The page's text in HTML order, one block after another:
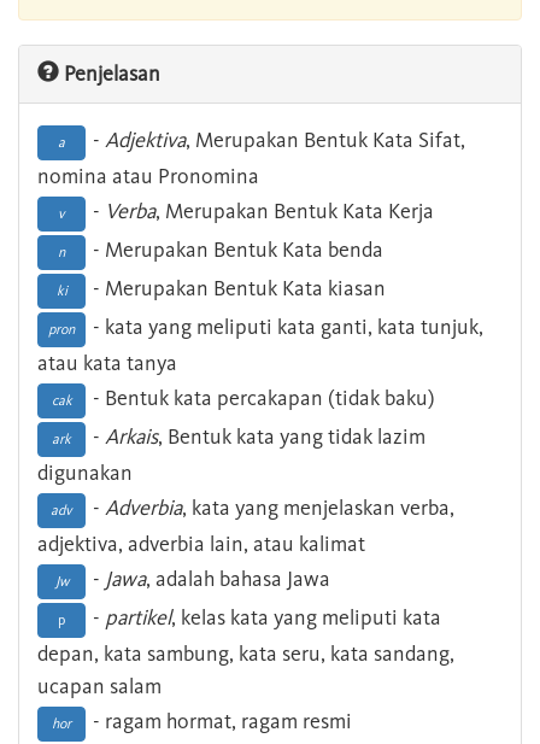
Penjelasan
a - Adjektiva, Merupakan Bentuk Kata Sifat,
nomina atau Pronomina
v - Verba, Merupakan Bentuk Kata Kerja
n - Merupakan Bentuk Kata benda
ki - Merupakan Bentuk Kata kiasan
pron
- kata yang meliputi kata ganti, kata tunjuk,
atau kata tanya
cak - Bentuk kata percakapan (tidak baku)
ark - Arkais, Bentuk kata yang tidak lazim
digunakan
adv - Adverbia, kata yang menjelaskan verba,
adjektiva, adverbia lain, atau kalimat
Jw - Jawa, adalah bahasa Jawa
p - partikel, kelas kata yang meliputi kata
depan, kata sambung, kata seru, kata sandang,
ucapan salam
hor - ragam hormat, ragam resmi